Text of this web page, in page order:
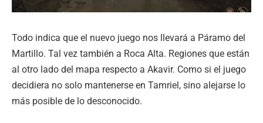
Todo indica que el nuevo juego nos llevará a Páramo del
Martillo. Tal vez también a Roca Alta. Regiones que están
al otro lado del mapa respecto a Akavir. Como si el juego
decidiera no solo mantenerse en Tamriel, sino alejarse lo
más posible de lo desconocido.